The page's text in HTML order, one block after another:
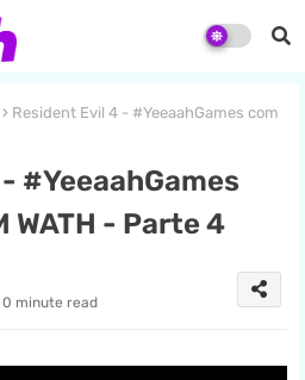
Resident Evil 4 - #YeeaahGames com
#YeeaahGames
WATH - Parte 4
0 minute read